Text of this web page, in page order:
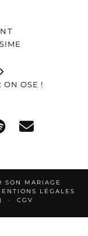
ON OSE !
SON MARIAGE
LÉGALES
CGV